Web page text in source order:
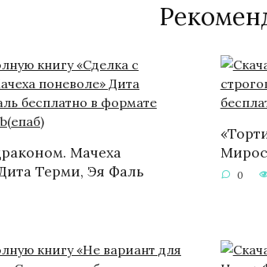
Мачеха
Терми, Эя Фаль
0